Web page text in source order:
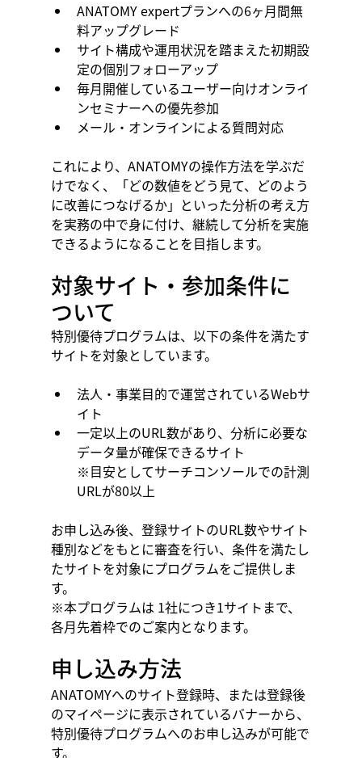
ANATOMY expertプランへの6ヶ月間無
料アップグレード
サイト構成や運用状況を踏まえた初期設
定の個別フォローアップ
毎月開催しているユーザー向けオンライ
ンセミナーへの優先参加
メール・オンラインによる質問対応
これにより、ANATOMYの操作方法を学ぶだ
けでなく、「どの数値をどう見て、どのよう
に改善につなげるか」といった分析の考え方
を実務の中で身に付け、継続して分析を実施
できるようになることを目指します。
対象サイト・参加条件に
ついて
特別優待プログラムは、以下の条件を満たす
サイトを対象としています。
法人・事業目的で運営されているWebサ
イト
一定以上のURL数があり、分析に必要な
データ量が確保できるサイト
※目安としてサーチコンソールでの計測
URLが80以上
お申し込み後、登録サイトのURL数やサイト
種別などをもとに審査を行い、条件を満たし
たサイトを対象にプログラムをご提供しま
す。
※本プログラムは 1社につき1サイトまで、
各月先着枠でのご案内となります。
申し込み方法
ANATOMYへのサイト登録時、または登録後
のマイページに表示されているバナーから、
特別優待プログラムへのお申し込みが可能で
す。